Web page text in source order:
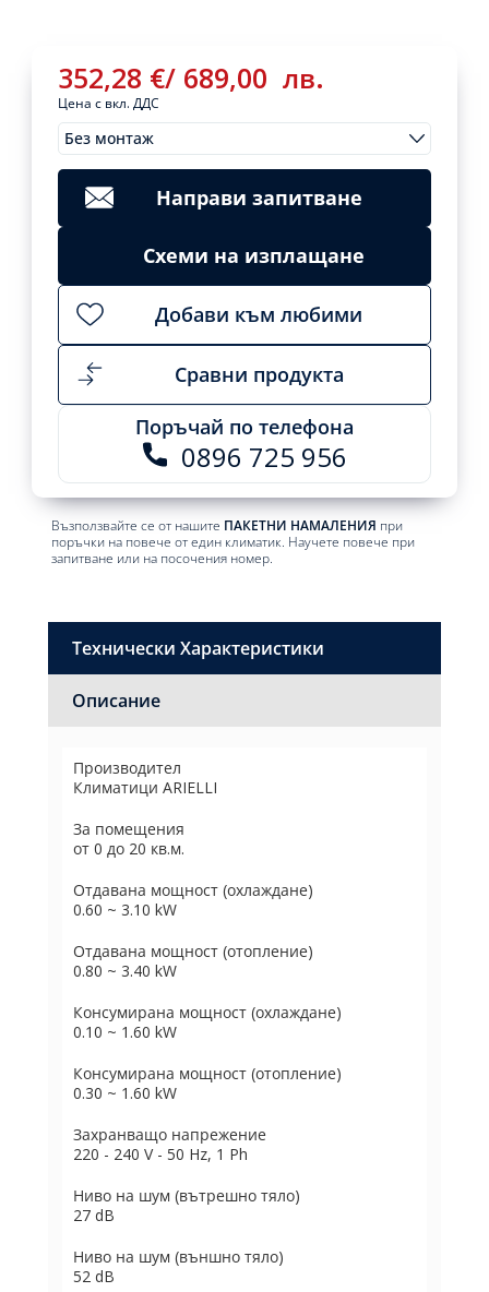
352,28 €/ 689,00 лв.
Цена с вкл. ДДС
Без монтаж
МонтажиClear
352,28€/
689,00
Инверторен
климатик
ASW-
H09B4
FFR3DI-
9000
Направи запитване
Схеми на изплащане
Добави към любими
Сравни продукта
Поръчай по телефона
0896 725 956
Възползвайте се от нашите ПАКЕТНИ НАМАЛЕНИЯ при
поръчки на повече от един климатик. Научете повече при
запитване или на посочения номер.
Технически Характеристики
Описание
Производител
Климатици ARIELLI
За помещения
от 0 до 20 кв.м.
Отдавана мощност (охлаждане)
0.60 ~ 3.10 kW
Отдавана мощност (отопление)
0.80 ~ 3.40 kW
Консумирана мощност (охлаждане)
0.10 ~ 1.60 kW
Консумирана мощност (отопление)
0.30 ~ 1.60 kW
Захранващо напрежение
220 - 240 V - 50 Hz, 1 Ph
Ниво на шум (вътрешно тяло)
27 dB
Ниво на шум (външно тяло)
52 dB